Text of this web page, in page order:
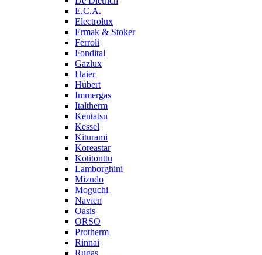
E.C.A.
Electrolux
Ermak & Stoker
Ferroli
Fondital
Gazlux
Haier
Hubert
Immergas
Italtherm
Kentatsu
Kessel
Kiturami
Koreastar
Kotitonttu
Lamborghini
Mizudo
Moguchi
Navien
Oasis
ORSO
Protherm
Rinnai
Rugas